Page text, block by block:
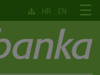
☰
HR EN